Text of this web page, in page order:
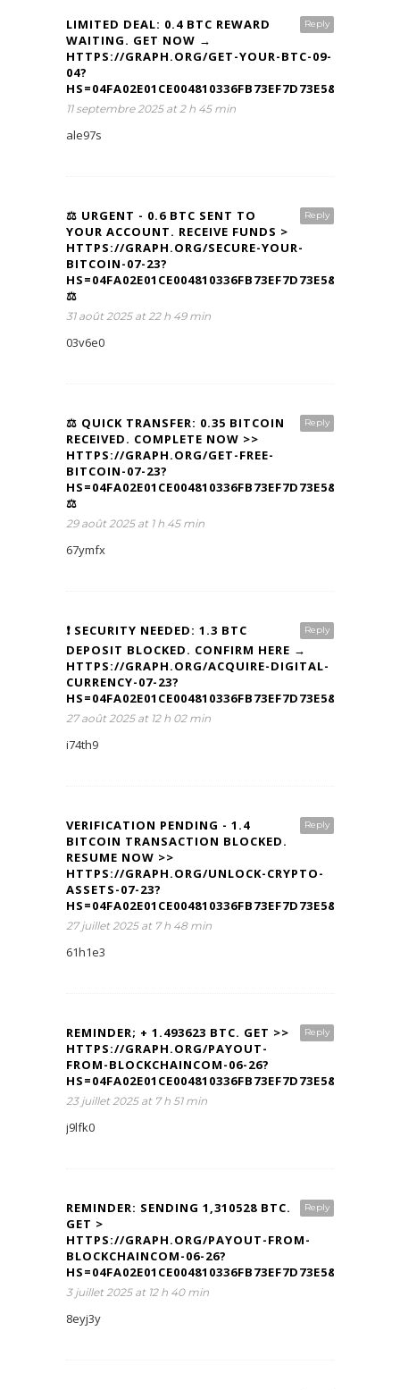
Reply
LIMITED DEAL: 0.4 BTC REWARD
WAITING. GET NOW →
HTTPS://GRAPH.ORG/GET-YOUR-BTC-09-
04?
HS=04FA02E01CE004810336FB73EF7D73E5&
11 septembre 2025 at 2 h 45 min
ale97s
Reply
⚖ URGENT - 0.6 BTC SENT TO
YOUR ACCOUNT. RECEIVE FUNDS >
HTTPS://GRAPH.ORG/SECURE-YOUR-
BITCOIN-07-23?
HS=04FA02E01CE004810336FB73EF7D73E5&
⚖
31 août 2025 at 22 h 49 min
03v6e0
Reply
⚖ QUICK TRANSFER: 0.35 BITCOIN
RECEIVED. COMPLETE NOW >>
HTTPS://GRAPH.ORG/GET-FREE-
BITCOIN-07-23?
HS=04FA02E01CE004810336FB73EF7D73E5&
⚖
29 août 2025 at 1 h 45 min
67ymfx
Reply
❗ SECURITY NEEDED: 1.3 BTC
DEPOSIT BLOCKED. CONFIRM HERE →
HTTPS://GRAPH.ORG/ACQUIRE-DIGITAL-
CURRENCY-07-23?
HS=04FA02E01CE004810336FB73EF7D73E5&
27 août 2025 at 12 h 02 min
i74th9
Reply
VERIFICATION PENDING - 1.4
BITCOIN TRANSACTION BLOCKED.
RESUME NOW >>
HTTPS://GRAPH.ORG/UNLOCK-CRYPTO-
ASSETS-07-23?
HS=04FA02E01CE004810336FB73EF7D73E5&
27 juillet 2025 at 7 h 48 min
61h1e3
Reply
REMINDER; + 1.493623 BTC. GET >>
HTTPS://GRAPH.ORG/PAYOUT-
FROM-BLOCKCHAINCOM-06-26?
HS=04FA02E01CE004810336FB73EF7D73E5&
23 juillet 2025 at 7 h 51 min
j9lfk0
Reply
REMINDER: SENDING 1,310528 BTC.
GET >
HTTPS://GRAPH.ORG/PAYOUT-FROM-
BLOCKCHAINCOM-06-26?
HS=04FA02E01CE004810336FB73EF7D73E5&
3 juillet 2025 at 12 h 40 min
8eyj3y